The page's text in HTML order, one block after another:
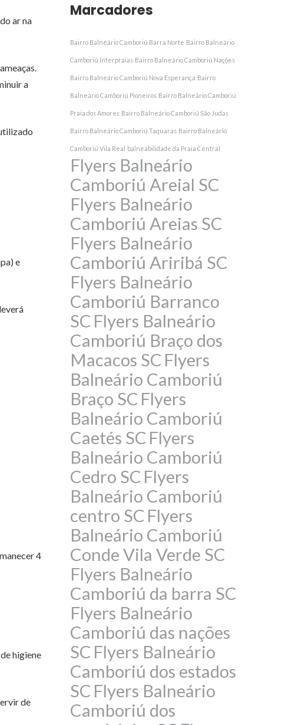
ar na
a
e
4
higiene
de
Marcadores
Bairro Balneário Camboriú Barra Norte Bairro Balneário
Camboriú Interpraias Bairro Balneário Camboriú Nações
Bairro Balneário Camboriú Nova Esperança Bairro
Balneário Camboriú Pioneiros Bairro Balneário Camboriú
Praia dos Amores Bairro Balneário Camboriú São Judas
Bairro Balneário Camboriú Taquaras Bairro Balneário
Camboriú Vila Real balneabilidade da Praia Central
Flyers Balneário
Camboriú Areial SC
Flyers Balneário
Camboriú Areias SC
Flyers Balneário
Camboriú Ariribá SC
Flyers Balneário
Camboriú Barranco
SC Flyers Balneário
Camboriú Braço dos
Macacos SC Flyers
Balneário Camboriú
Braço SC Flyers
Balneário Camboriú
Caetés SC Flyers
Balneário Camboriú
Cedro SC Flyers
Balneário Camboriú
centro SC Flyers
Balneário Camboriú
Conde Vila Verde SC
Flyers Balneário
Camboriú da barra SC
Flyers Balneário
Camboriú das nações
SC Flyers Balneário
Camboriú dos estados
SC Flyers Balneário
Camboriú dos